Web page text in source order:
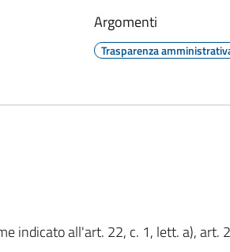
Argomenti
Trasparenza
indicato all'art. 22, c. 1, lett. a), art.